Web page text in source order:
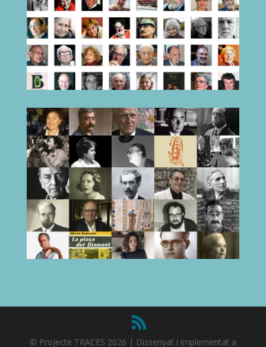
© Projecte TRACES 2026 | Dissenyat i implementat a